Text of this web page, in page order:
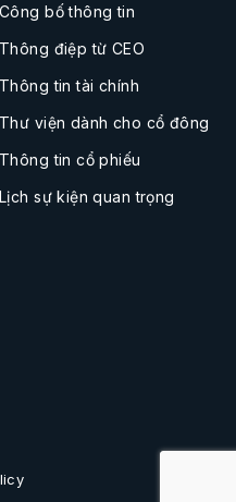
Công bố thông tin
Thông điệp từ CEO
Thông tin tài chính
Thư viện dành cho cổ đông
Thông tin cổ phiếu
Lịch sự kiện quan trọng